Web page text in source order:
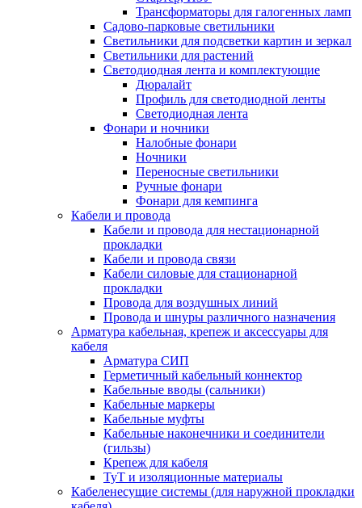
Трансформаторы для галогенных ламп
Садово-парковые светильники
Светильники для подсветки картин и зеркал
Светильники для растений
Светодиодная лента и комплектующие
Дюралайт
Профиль для светодиодной ленты
Светодиодная лента
Фонари и ночники
Налобные фонари
Ночники
Переносные светильники
Ручные фонари
Фонари для кемпинга
Кабели и провода
Кабели и провода для нестационарной
прокладки
Кабели и провода связи
Кабели силовые для стационарной
прокладки
Провода для воздушных линий
Провода и шнуры различного назначения
Арматура кабельная, крепеж и аксессуары для
кабеля
Арматура СИП
Герметичный кабельный коннектор
Кабельные вводы (сальники)
Кабельные маркеры
Кабельные муфты
Кабельные наконечники и соединители
(гильзы)
Крепеж для кабеля
ТуТ и изоляционные материалы
Кабеленесущие системы (для наружной прокладки